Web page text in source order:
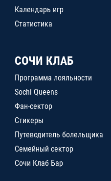
Календарь игр
Статистика
СОЧИ КЛАБ
Программа лояльности
Sochi Queens
Фан-сектор
Стикеры
Путеводитель болельщика
Семейный сектор
Сочи Клаб Бар